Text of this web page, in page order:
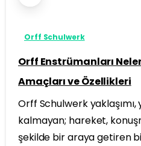
Orff Schulwerk
Orff Enstrümanları
Amaçları ve Özellikleri
Orff Schulwerk yaklaşımı,
kalmayan; hareket,
şekilde bir araya getiren